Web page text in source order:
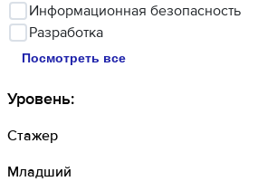
Информационная безопасность
Разработка
Посмотреть все
Уровень:
Стажер
Младший